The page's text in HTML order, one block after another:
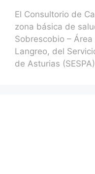
El Consultorio de
zona básica de
Sobrescobio –
Langreo, del
de Asturias (SESPA)